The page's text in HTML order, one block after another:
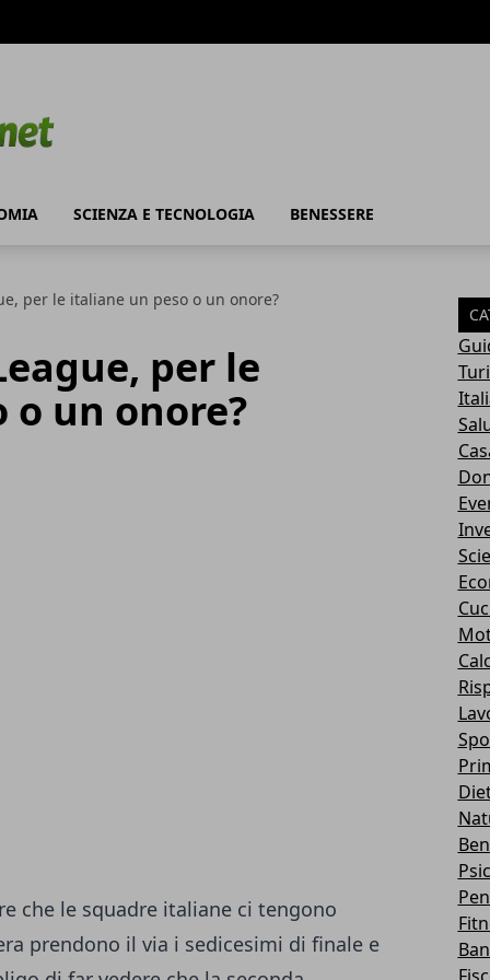
SCIENZA E TECNOLOGIA BENESSERE
per le italiane un peso o un onore?
per le
un onore?
che le squadre italiane ci tengono
prendono il via i sedicesimi di finale e